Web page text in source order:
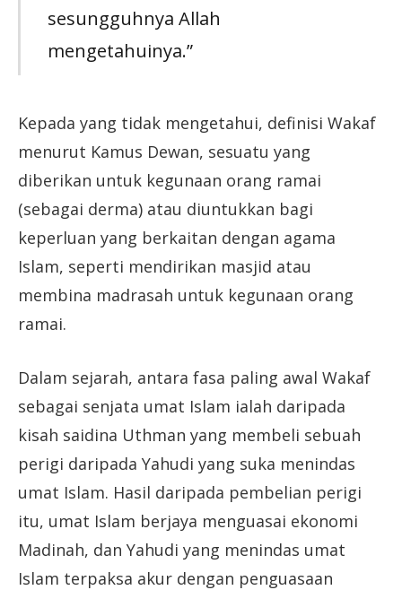
sesungguhnya Allah
mengetahuinya.”
Kepada yang tidak mengetahui, definisi Wakaf
menurut Kamus Dewan, sesuatu yang
diberikan untuk kegunaan orang ramai
(sebagai derma) atau diuntukkan bagi
keperluan yang berkaitan dengan agama
Islam, seperti mendirikan masjid atau
membina madrasah untuk kegunaan orang
ramai.
Dalam sejarah, antara fasa paling awal Wakaf
sebagai senjata umat Islam ialah daripada
kisah saidina Uthman yang membeli sebuah
perigi daripada Yahudi yang suka menindas
umat Islam. Hasil daripada pembelian perigi
itu, umat Islam berjaya menguasai ekonomi
Madinah, dan Yahudi yang menindas umat
Islam terpaksa akur dengan penguasaan